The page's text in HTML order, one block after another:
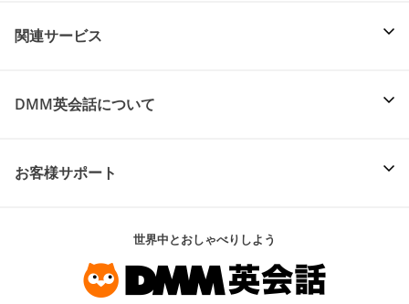
関連サービス
DMM英会話について
お客様サポート
世界中とおしゃべりしよう